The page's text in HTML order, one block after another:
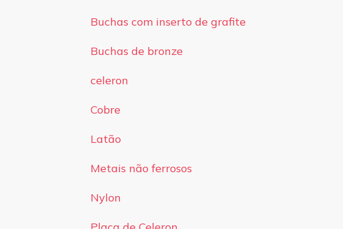
Buchas com inserto de grafite
Buchas de bronze
celeron
Cobre
Latão
Metais não ferrosos
Nylon